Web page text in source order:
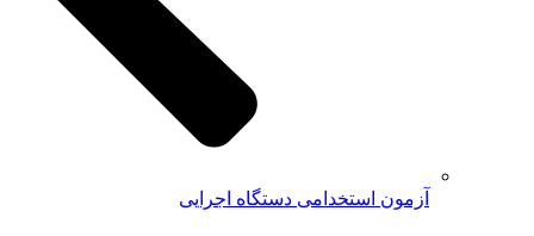
آزمون استخدامی دستگاه اجرایی